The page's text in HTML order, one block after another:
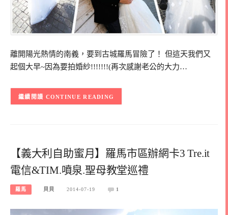
離開陽光熱情的南義，要到古城羅馬冒險了！ 但這天我們又
起個大早~因為要拍婚紗!!!!!!!(再次感謝老公的大力…
CONTINUE READING
【義大利自助蜜月】羅馬市區辦網卡3 Tre.it
電信&TIM.噴泉.聖母教堂巡禮
羅馬 貝貝 2014-07-19 1